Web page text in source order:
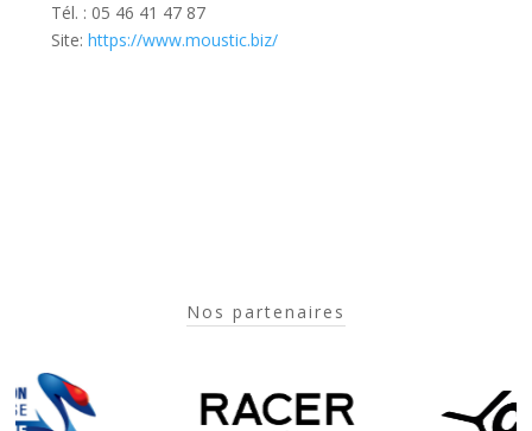
Tél. : 05 46 41 47 87
Site: https://www.moustic.biz/
Nos partenaires